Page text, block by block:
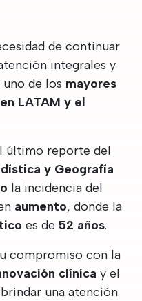
de continuar
integrales y
de los mayores
LATAM y el
último reporte del
y Geografía
la incidencia del
aumento, donde la
es de 52 años.
compromiso con la
clínica y el
una atención